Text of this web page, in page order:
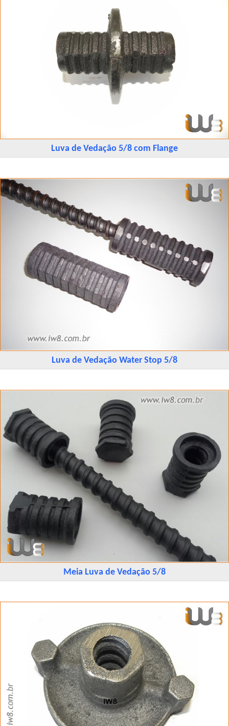
Luva de Vedação 5/8 com Flange
Luva de Vedação Water Stop 5/8
Meia Luva de Vedação 5/8